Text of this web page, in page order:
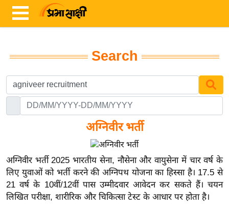
ता
ज़ा
ख
ष्ट्री
य
अं
त
Search
अग्निवीर भर्ती
अग्निवीर भर्ती 2025 भारतीय सेना, नौसेना और वायुसेना में चार वर्ष के
लिए युवाओं को भर्ती करने की अग्निपथ योजना का हिस्सा है। 17.5 से
21 वर्ष के 10वीं/12वीं पास उम्मीदवार आवेदन कर सकते हैं। चयन
लिखित परीक्षा, शारीरिक और चिकित्सा टेस्ट के आधार पर होता है।